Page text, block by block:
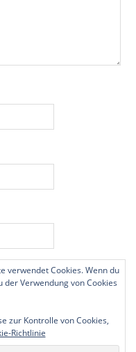
in diesem
speichern.
verwendet Cookies. Wenn du
Verwendung von Cookies
zur Kontrolle von Cookies,
Richtlinie